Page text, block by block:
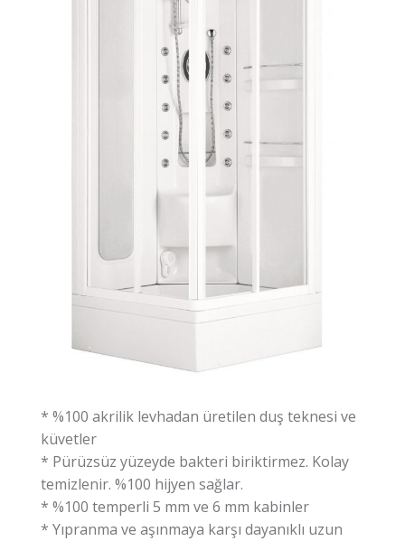
* %100 akrilik levhadan üretilen duş teknesi ve
küvetler
* Pürüzsüz yüzeyde bakteri biriktirmez. Kolay
temizlenir. %100 hijyen sağlar.
* %100 temperli 5 mm ve 6 mm kabinler
* Yıpranma ve aşınmaya karşı dayanıklı uzun